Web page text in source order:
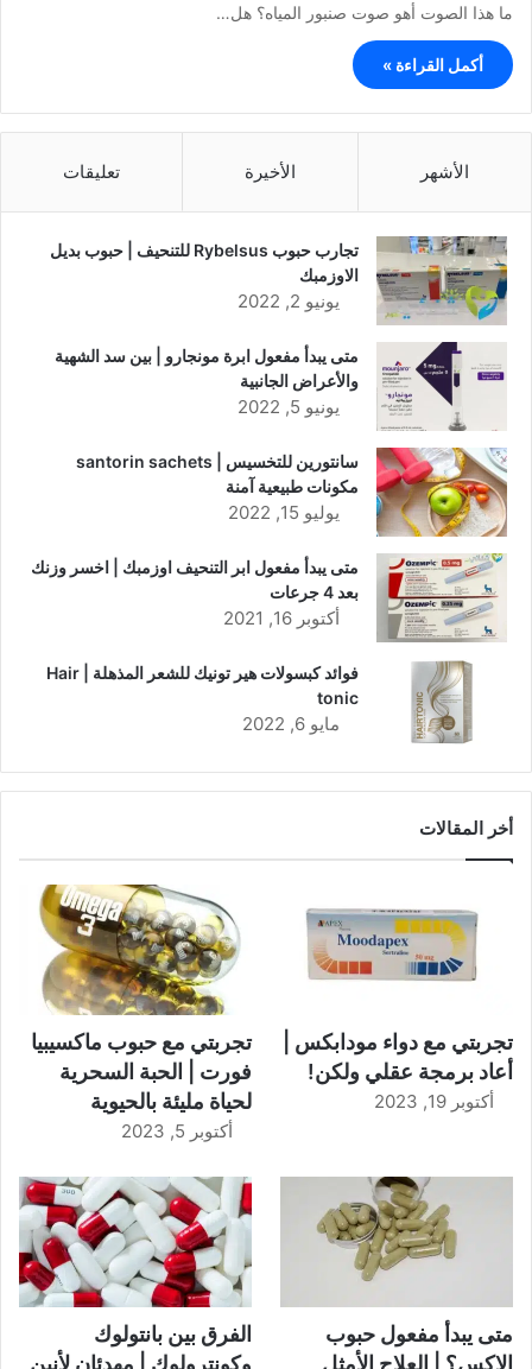
ما هذا الصوت أهو صوت صنبور المياه؟ هل…
أكمل القراءة »
الأشهر الأخيرة تعليقات
تجارب حبوب Rybelsus للتنحيف | حبوب بديل
الاوزمبك
يونيو 2, 2022
متى يبدأ مفعول ابرة مونجارو | بين سد الشهية
والأعراض الجانبية
يونيو 5, 2022
سانتورين للتخسيس | santorin sachets
مكونات طبيعية آمنة
يوليو 15, 2022
متى يبدأ مفعول ابر التنحيف اوزمبك | اخسر وزنك
بعد 4 جرعات
أكتوبر 16, 2021
فوائد كبسولات هير تونيك للشعر المذهلة | Hair
tonic
مايو 6, 2022
أخر المقالات
تجربتي مع دواء مودابكس |
أعاد برمجة عقلي ولكن!
أكتوبر 19, 2023
تجربتي مع حبوب ماكسيبيا
فورت | الحبة السحرية
لحياة مليئة بالحيوية
أكتوبر 5, 2023
متى يبدأ مفعول حبوب
الاكس؟ | العلاج الأمثل
الفرق بين بانتولوك
وكونترولوك | مهدئان لأنين